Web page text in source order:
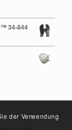
34-844
der Verwendung